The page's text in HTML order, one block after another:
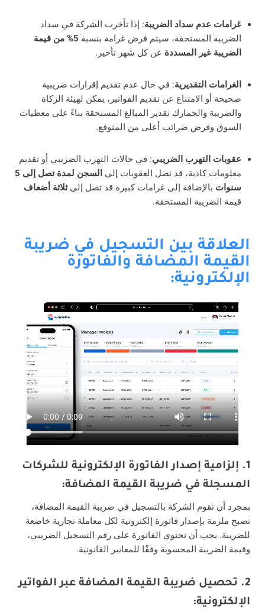
غرامات عدم سداد الضريبة: إذا تأخرت الشركة في سداد
الضريبة المستحقة، سيتم فرض غرامة بنسبة
5% من قيمة
الضريبة غير المسددة عن كل شهر تأخير.
الغرامات التقديرية: في حال عدم تقديم إقرارات ضريبية
صحيحة أو الامتناع عن تقديم الفواتير، يمكن لهيئة الزكاة
والضريبة والجمارك تقدير المبالغ المستحقة بناءً على معطيات
السوق وفرض ضرائب أعلى من المتوقع.
عقوبات التهرب الضريبي: في حالات التهرب الضريبي أو تقديم
معلومات كاذبة، قد تصل العقوبات إلى
السجن لمدة تصل إلى 5
سنوات بالإضافة إلى غرامات كبيرة قد تصل إلىثلاثة أضعاف
قيمة الضريبة المستحقة.
العلاقة بين التسجيل في ضريبة
القيمة المضافة والفاتورة
الإلكترونية:
1. إلزامية إصدار الفاتورة الإلكترونية للشركات
المسجلة في ضريبة القيمة المضافة:
بمجرد أن تقوم الشركة بالتسجيل في ضريبة القيمة المضافة،
تصبح ملزمة بإصدار فاتورة إلكترونية لكل معاملة تجارية خاضعة
للضريبة. يجب أن تحتوي الفاتورة على رقم التسجيل الضريبي،
وقيمة الضريبة المحسوبة وفقًا للمعايير القانونية.
2. تحصيل ضريبة القيمة المضافة عبر الفواتير
الإلكترونية: